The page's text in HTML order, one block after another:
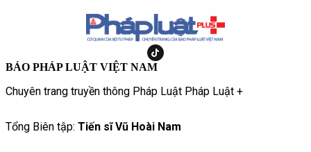
BÁO PHÁP LUẬT VIỆT NAM
Chuyên trang truyền thông Pháp Luật Pháp Luật +
Tổng Biên tập: Tiến sĩ Vũ Hoài Nam